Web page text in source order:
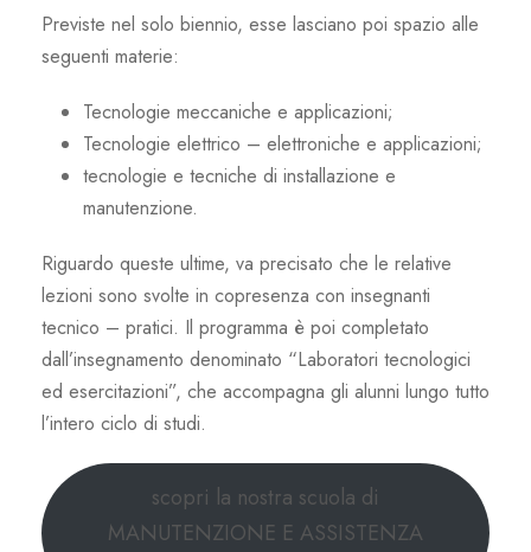
Previste nel solo biennio, esse lasciano poi spazio alle
seguenti materie:
Tecnologie meccaniche e applicazioni;
Tecnologie elettrico – elettroniche e applicazioni;
tecnologie e tecniche di installazione e
manutenzione.
Riguardo queste ultime, va precisato che le relative
lezioni sono svolte in copresenza con insegnanti
tecnico – pratici. Il programma è poi completato
dall’insegnamento denominato “Laboratori tecnologici
ed esercitazioni”, che accompagna gli alunni lungo tutto
l’intero ciclo di studi.
scopri la nostra scuola di
MANUTENZIONE E ASSISTENZA